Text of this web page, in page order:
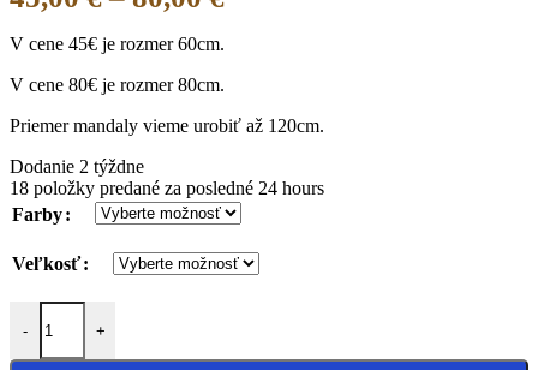
80,00 €
V cene 45€ je rozmer 60cm.
V cene 80€ je rozmer 80cm.
Priemer mandaly vieme urobiť až 120cm.
Dodanie 2 týždne
18 položky predané za posledné 24 hours
Farby
Veľkosť
-
množstvo Mandala
+